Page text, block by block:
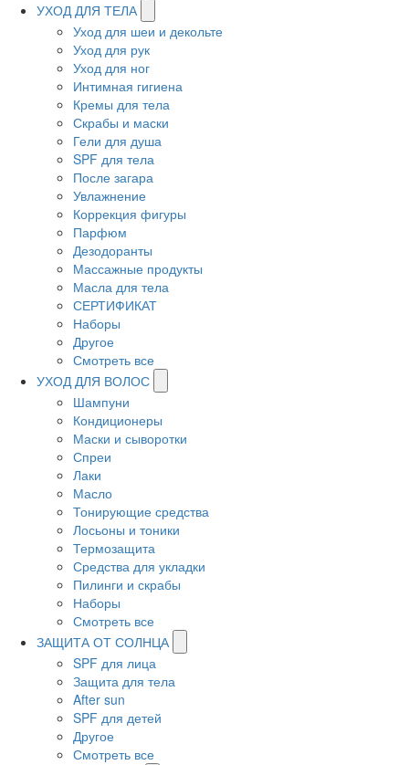
УХОД ДЛЯ ТЕЛА
Уход для шеи и декольте
Уход для рук
Уход для ног
Интимная гигиена
Кремы для тела
Скрабы и маски
Гели для душа
SPF для тела
После загара
Увлажнение
Коррекция фигуры
Парфюм
Дезодоранты
Массажные продукты
Масла для тела
СЕРТИФИКАТ
Наборы
Другое
Смотреть все
УХОД ДЛЯ ВОЛОС
Шампуни
Кондиционеры
Маски и сыворотки
Спреи
Лаки
Масло
Тонирующие средства
Лосьоны и тоники
Термозащита
Средства для укладки
Пилинги и скрабы
Наборы
Смотреть все
ЗАЩИТА ОТ СОЛНЦА
SPF для лица
Защита для тела
After sun
SPF для детей
Другое
Смотреть все